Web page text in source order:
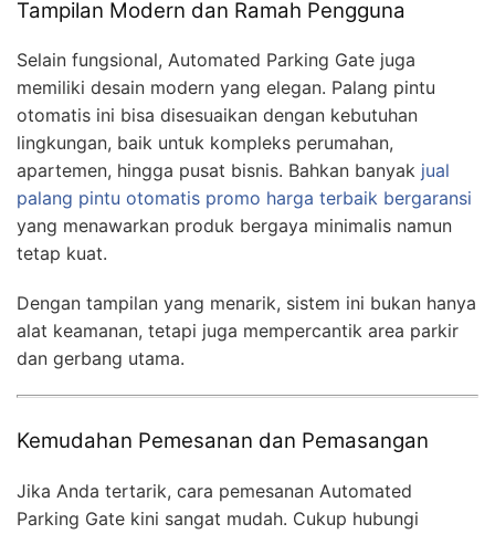
Tampilan Modern dan Ramah Pengguna
Selain fungsional, Automated Parking Gate juga
memiliki desain modern yang elegan. Palang pintu
otomatis ini bisa disesuaikan dengan kebutuhan
lingkungan, baik untuk kompleks perumahan,
apartemen, hingga pusat bisnis. Bahkan banyak jual
palang pintu otomatis promo harga terbaik bergaransi
yang menawarkan produk bergaya minimalis namun
tetap kuat.
Dengan tampilan yang menarik, sistem ini bukan hanya
alat keamanan, tetapi juga mempercantik area parkir
dan gerbang utama.
Kemudahan Pemesanan dan Pemasangan
Jika Anda tertarik, cara pemesanan Automated
Parking Gate kini sangat mudah. Cukup hubungi